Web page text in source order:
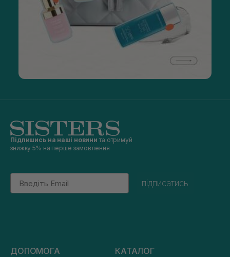
Підпишись на наші новини та отримуй
знижку 5% на перше замовлення
Email
підписатись
ДОПОМОГА КАТАЛОГ